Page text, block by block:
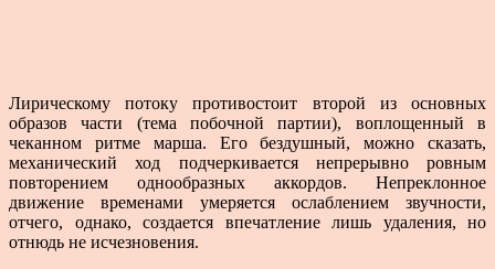
Лирическому потоку противостоит второй из основ­ных
образов части (тема побочной партии), воплощен­ный в
чеканном ритме марша. Его бездушный, можно сказать,
механический ход подчеркивается непрерывно ровным
повторением однообразных аккордов. Непре­клонное
движение временами умеряется ослаблением звучности,
отчего, однако, создается впечатление лишь удаления, но
отнюдь не исчезновения.